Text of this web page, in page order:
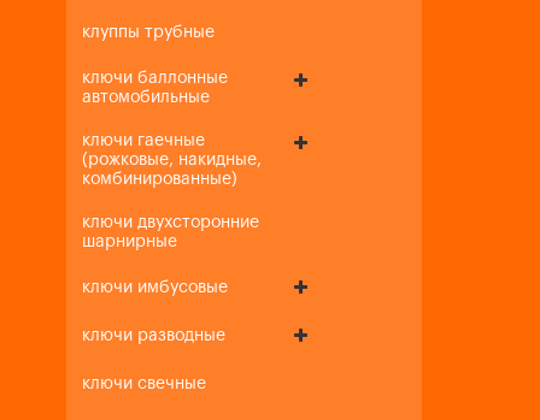
клуппы трубные
ключи баллонные
автомобильные
ключи гаечные
(рожковые, накидные,
комбинированные)
ключи двухсторонние
шарнирные
ключи имбусовые
ключи разводные
ключи свечные